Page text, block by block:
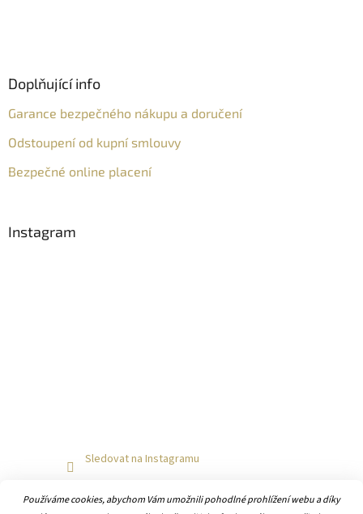
Používáme cookies, abychom Vám umožnili pohodlné prohlížení webu a díky
Doplňující info
Garance bezpečného nákupu a doručení
Odstoupení od kupní smlouvy
Bezpečné online placení
Instagram
Sledovat na Instagramu